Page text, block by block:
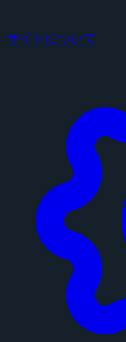
サイトについて